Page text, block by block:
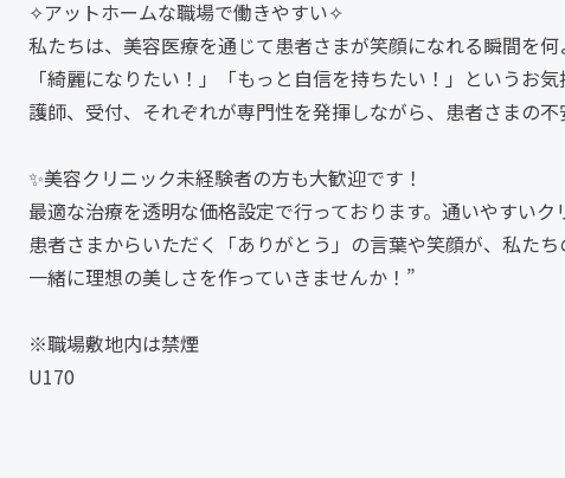
✧アットホームな職場で働きやすい✧
私たちは、美容医療を通じて患者さまが笑顔になれる瞬間を何
「綺麗になりたい！」「もっと自信を持ちたい！」というお
護師、受付、それぞれが専門性を発揮しながら、患者さまの
✨美容クリニック未経験者の方も大歓迎です！
最適な治療を透明な価格設定で行っております。通いやすいク
患者さまからいただく「ありがとう」の言葉や笑顔が、私たち
一緒に理想の美しさを作っていきませんか！”
※職場敷地内は禁煙
U170